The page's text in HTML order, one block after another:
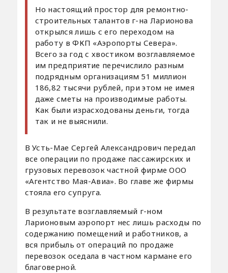
Но настоящий простор для ремонтно-
строительных талантов г-на Ларионова
открылся лишь с его переходом на
работу в ФКП «Аэропорты Севера».
Всего за год с хвостиком возглавляемое
им предприятие перечислило разным
подрядным организациям 51 миллион
186,82 тысячи рублей, при этом не имея
даже сметы на производимые работы.
Как были израсходованы деньги, тогда
так и не выяснили.
В Усть-Мае Сергей Александрович передал
все операции по продаже пассажирских и
грузовых перевозок частной фирме ООО
«Агентство Мая-Авиа». Во главе же фирмы
стояла его супруга.
В результате возглавляемый г-ном
Ларионовым аэропорт нес лишь расходы по
содержанию помещений и работников, а
вся прибыль от операций по продаже
перевозок оседала в частном кармане его
благоверной.